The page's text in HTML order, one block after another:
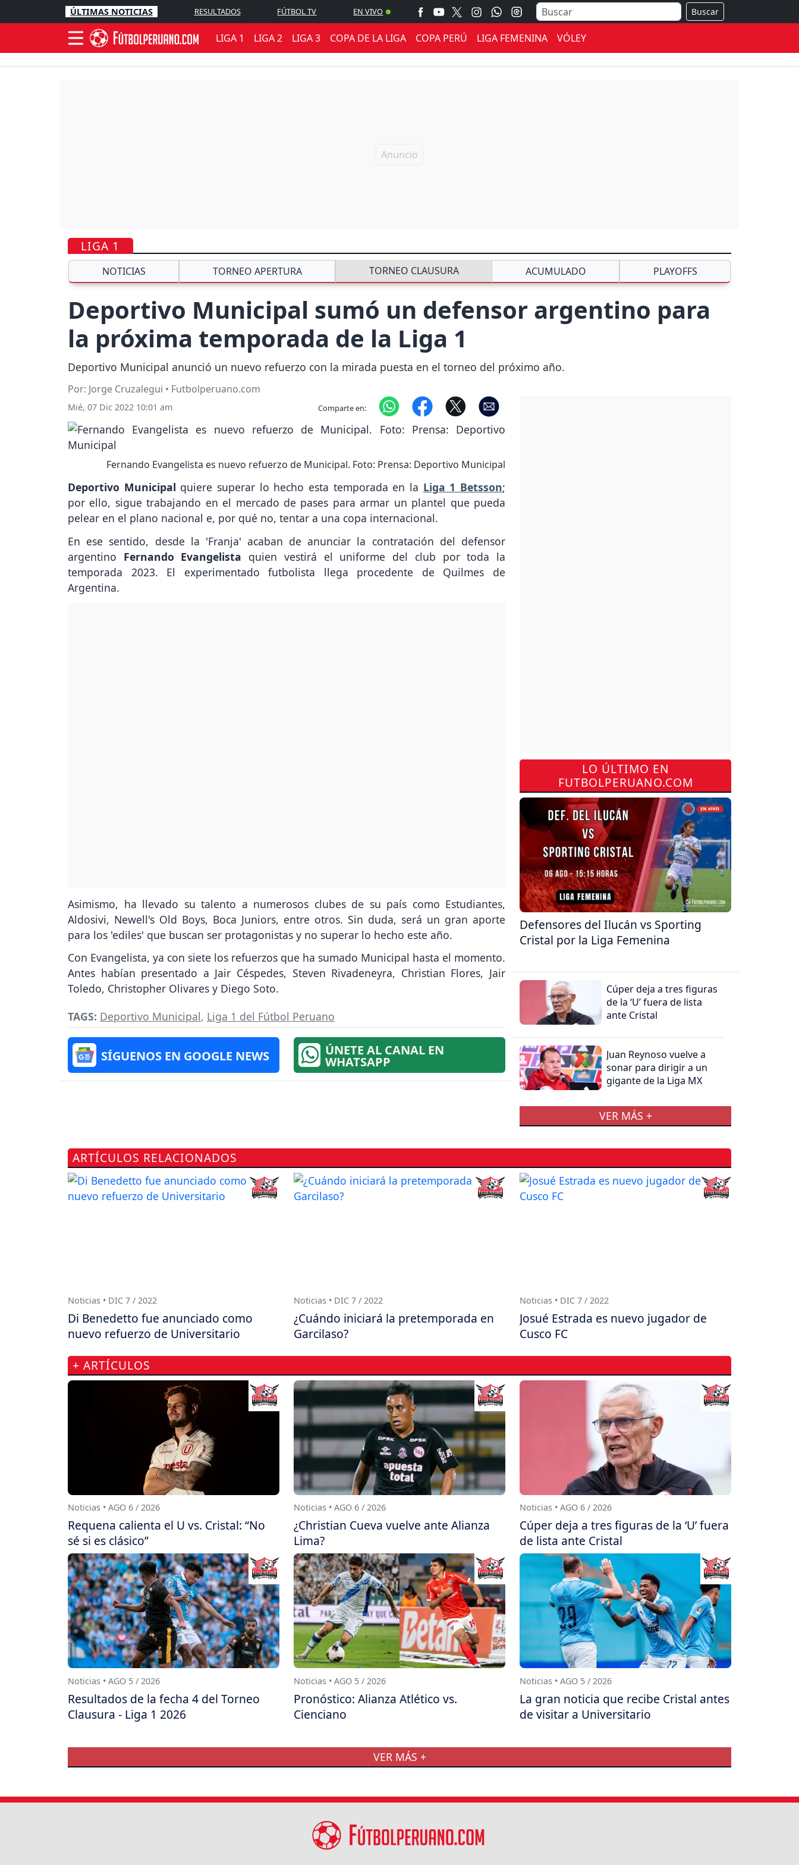
ÚLTIMAS NOTICIAS RESULTADOS FÚTBOL TV EN VIVO Buscar
LIGA 1 LIGA 2 LIGA 3 COPA DE LA LIGA COPA PERÚ LIGA FEMENINA VÓLEY
LIGA 1
NOTICIAS TORNEO APERTURA TORNEO CLAUSURA ACUMULADO PLAYOFFS
Deportivo Municipal sumó un defensor argentino para
la próxima temporada de la Liga 1
Deportivo Municipal anunció un nuevo refuerzo con la mirada puesta en el torneo del próximo año.
Por: Jorge Cruzalegui • Futbolperuano.com
Mié, 07 Dic 2022 10:01 am Comparte en:
Fernando Evangelista es nuevo refuerzo de Municipal. Foto: Prensa: Deportivo Municipal
Deportivo Municipal quiere superar lo hecho esta temporada en la Liga 1 Betsson;
por ello, sigue trabajando en el mercado de pases para armar un plantel que pueda
pelear en el plano nacional e, por qué no, tentar a una copa internacional.
En ese sentido, desde la 'Franja' acaban de anunciar la contratación del defensor
argentino Fernando Evangelista quien vestirá el uniforme del club por toda la
temporada 2023. El experimentado futbolista llega procedente de Quilmes de
Argentina.
Asimismo, ha llevado su talento a numerosos clubes de su país como Estudiantes,
Aldosivi, Newell's Old Boys, Boca Juniors, entre otros. Sin duda, será un gran aporte
para los 'ediles' que buscan ser protagonistas y no superar lo hecho este año.
Con Evangelista, ya con siete los refuerzos que ha sumado Municipal hasta el momento.
Antes habían presentado a Jair Céspedes, Steven Rivadeneyra, Christian Flores, Jair
Toledo, Christopher Olivares y Diego Soto.
TAGS: Deportivo Municipal, Liga 1 del Fútbol Peruano
SÍGUENOS EN GOOGLE NEWS ÚNETE AL CANAL EN
WHATSAPP
LO ÚLTIMO EN
FUTBOLPERUANO.COM
Defensores del Ilucán vs Sporting
Cristal por la Liga Femenina
Cúper deja a tres figuras
de la ‘U’ fuera de lista
ante Cristal
Juan Reynoso vuelve a
sonar para dirigir a un
gigante de la Liga MX
VER MÁS +
ARTÍCULOS RELACIONADOS
Noticias • DIC 7 / 2022
Di Benedetto fue anunciado como
nuevo refuerzo de Universitario
Noticias • DIC 7 / 2022
¿Cuándo iniciará la pretemporada en
Garcilaso?
Noticias • DIC 7 / 2022
Josué Estrada es nuevo jugador de
Cusco FC
+ ARTÍCULOS
Noticias • AGO 6 / 2026
Requena calienta el U vs. Cristal: “No
sé si es clásico”
Noticias • AGO 6 / 2026
¿Christian Cueva vuelve ante Alianza
Lima?
Noticias • AGO 6 / 2026
Cúper deja a tres figuras de la ‘U’ fuera
de lista ante Cristal
Noticias • AGO 5 / 2026
Resultados de la fecha 4 del Torneo
Clausura - Liga 1 2026
Noticias • AGO 5 / 2026
Pronóstico: Alianza Atlético vs.
Cienciano
Noticias • AGO 5 / 2026
La gran noticia que recibe Cristal antes
de visitar a Universitario
VER MÁS +